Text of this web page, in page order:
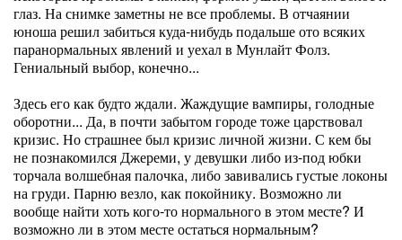
глаз. На снимке заметны не все проблемы. В отчаянии
юноша решил забиться куда-нибудь подальше ото всяких
паранормальных явлений и уехал в Мунлайт Фолз.
Гениальный выбор, конечно...
Здесь его как будто ждали. Жаждущие вампиры, голодные
оборотни... Да, в почти забытом городе тоже царствовал
кризис. Но страшнее был кризис личной жизни. С кем бы
не познакомился Джереми, у девушки либо из-под юбки
торчала волшебная палочка, либо завивались густые локоны
на груди. Парню везло, как покойнику. Возможно ли
вообще найти хоть кого-то нормального в этом месте? И
возможно ли в этом месте остаться нормальным?